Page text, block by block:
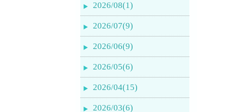
2026/08(1)
2026/07(9)
2026/06(9)
2026/05(6)
2026/04(15)
2026/03(6)